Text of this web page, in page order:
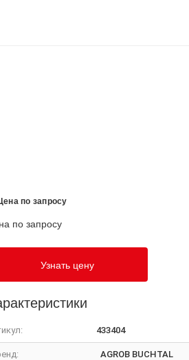
по запросу
по запросу
Узнать цену
433404
AGROB BUCHTAL